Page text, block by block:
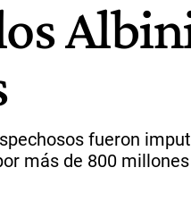
fueron
más de 800